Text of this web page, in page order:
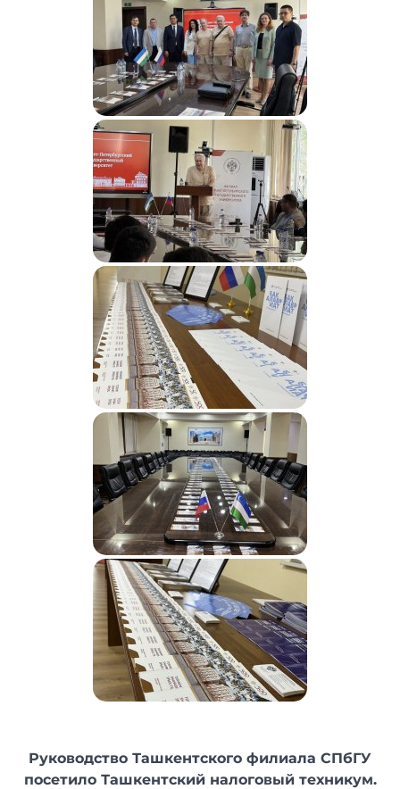
Руководство Ташкентского филиала СПбГУ
посетило Ташкентский налоговый техникум.